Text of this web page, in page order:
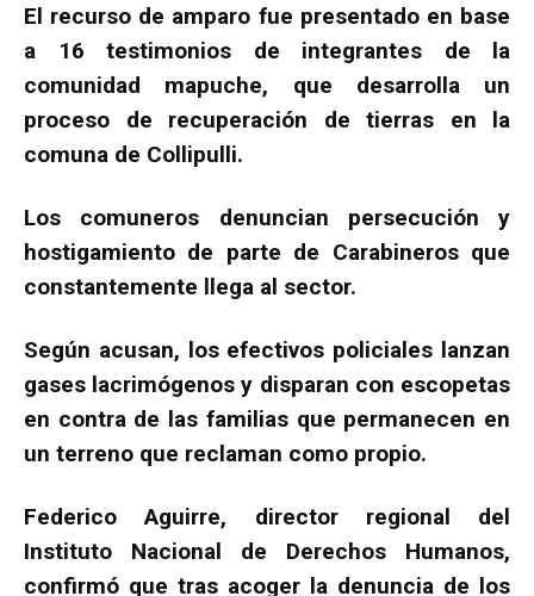
El recurso de amparo fue presentado en base
a 16 testimonios de integrantes de la
comunidad mapuche, que desarrolla un
proceso de recuperación de tierras en la
comuna de Collipulli.
Los comuneros denuncian persecución y
hostigamiento de parte de Carabineros que
constantemente llega al sector.
Según acusan, los efectivos policiales lanzan
gases lacrimógenos y disparan con escopetas
en contra de las familias que permanecen en
un terreno que reclaman como propio.
Federico Aguirre, director regional del
Instituto Nacional de Derechos Humanos,
confirmó que tras acoger la denuncia de los